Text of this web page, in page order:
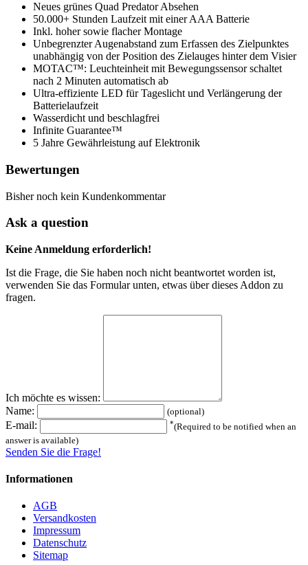
Neues grünes Quad Predator Absehen
50.000+ Stunden Laufzeit mit einer AAA Batterie
Inkl. hoher sowie flacher Montage
Unbegrenzter Augenabstand zum Erfassen des Zielpunktes
unabhängig von der Position des Zielauges hinter dem Visier
MOTAC™: Leuchteinheit mit Bewegungssensor schaltet
nach 2 Minuten automatisch ab
Ultra-effiziente LED für Tageslicht und Verlängerung der
Batterielaufzeit
Wasserdicht und beschlagfrei
Infinite Guarantee™
5 Jahre Gewährleistung auf Elektronik
Bewertungen
Bisher noch kein Kundenkommentar
Ask a question
Keine Anmeldung erforderlich!
Ist die Frage, die Sie haben noch nicht beantwortet worden ist,
verwenden Sie das Formular unten, etwas über dieses Addon zu
fragen.
Ich möchte es wissen:
Name:
(optional)
E-mail: *(Required to be notified when an
answer is available)
Senden Sie die Frage!
Informationen
AGB
Versandkosten
Impressum
Datenschutz
Sitemap